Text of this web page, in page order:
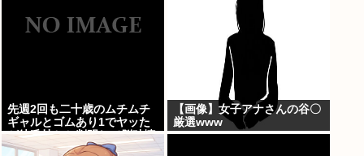
先週2回も二十歳のムチムチ
ギャルとゴムあり1でヤッた
が彼氏持ちと判明して脳破壊
されとる
【画像】女子アナさんの谷〇
厳選www